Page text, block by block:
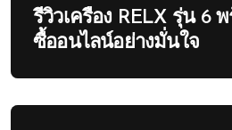
รีวิวเครื่อง RELX รุ่น 6
ซื้ออนไลน์อย่างมั่นใจ